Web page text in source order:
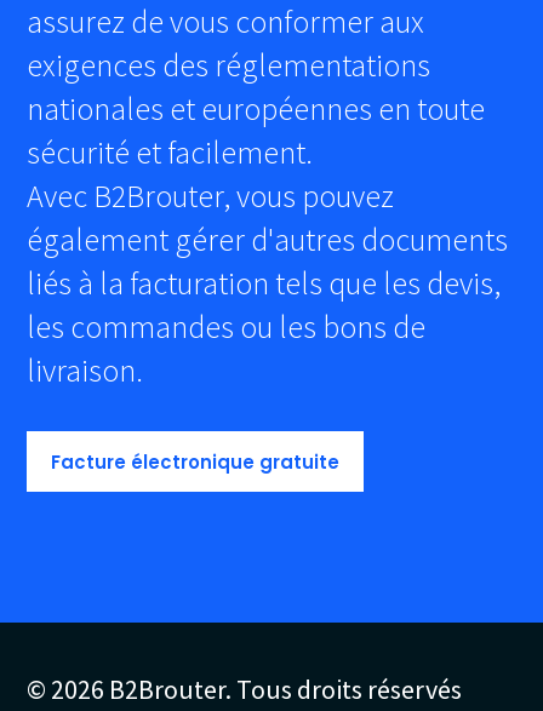
assurez de vous conformer aux
exigences des réglementations
nationales et européennes en toute
sécurité et facilement.
Avec B2Brouter, vous pouvez
également gérer d'autres documents
liés à la facturation tels que les devis,
les commandes ou les bons de
livraison.
Facture électronique gratuite
© 2026 B2Brouter. Tous droits réservés